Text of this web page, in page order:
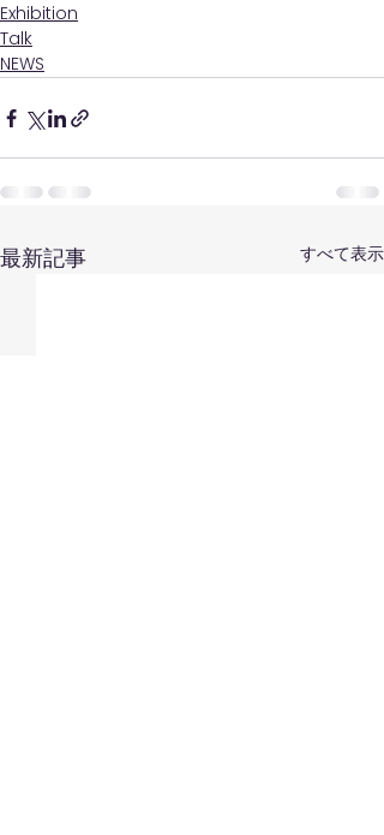
Exhibition
Talk
NEWS
最新記事 すべて表示